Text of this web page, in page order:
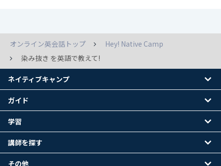
オンライン英会話トップ
Hey! Native Camp
染み抜き を英語で教えて!
ネイティブキャンプ
ガイド
学習
講師を探す
その他